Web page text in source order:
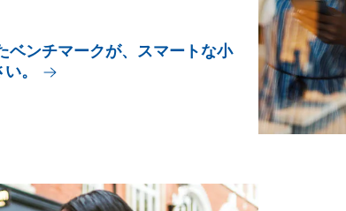
ンチマークが、スマートな小
。